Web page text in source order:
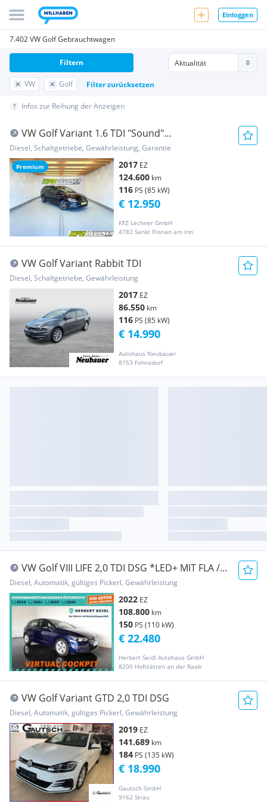
Einloggen
7.402 VW Golf Gebrauchtwagen
VW Golf Filter zurücksetzen
Filtern
Infos zur Reihung der Anzeigen
Premium
VW Golf Variant 1.6 TDI "Sound"
AHK*NAVI*SITZH
Diesel, Schaltgetriebe, Gewährleistung, Garantie
2017 EZ
124.600 km
116 PS (85 kW)
KFZ Lechner GmbH
4782 Sankt Florian am Inn
€ 12.950
VW Golf Variant Rabbit TDI
Diesel, Schaltgetriebe, Gewährleistung
2017 EZ
86.550 km
116 PS (85 kW)
Autohaus Neubauer
8753 Fohnsdorf
€ 14.990
VW Golf VIII LIFE 2,0 TDI DSG *LED+ MIT FLA /
SPOR...
Diesel, Automatik, gültiges Pickerl, Gewährleistung
2022 EZ
108.800 km
150 PS (110 kW)
Herbert Seidl Autohaus GmbH
8200 Hofstätten an der Raab
€ 22.480
VW Golf Variant GTD 2,0 TDI DSG
Diesel, Automatik, gültiges Pickerl, Gewährleistung
2019 EZ
141.689 km
184 PS (135 kW)
Gautsch GmbH
9162 Strau
€ 18.990